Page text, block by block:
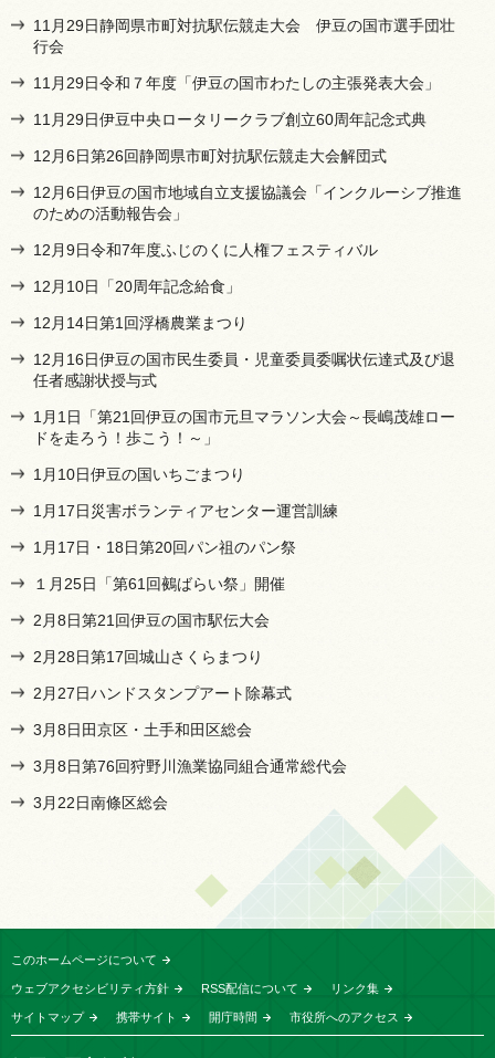
11月29日静岡県市町対抗駅伝競走大会 伊豆の国市選手団壮
行会
11月29日令和７年度「伊豆の国市わたしの主張発表大会」
11月29日伊豆中央ロータリークラブ創立60周年記念式典
12月6日第26回静岡県市町対抗駅伝競走大会解団式
12月6日伊豆の国市地域自立支援協議会「インクルーシブ推進
のための活動報告会」
12月9日令和7年度ふじのくに人権フェスティバル
12月10日「20周年記念給食」
12月14日第1回浮橋農業まつり
12月16日伊豆の国市民生委員・児童委員委嘱状伝達式及び退
任者感謝状授与式
1月1日「第21回伊豆の国市元旦マラソン大会～長嶋茂雄ロー
ドを走ろう！歩こう！～」
1月10日伊豆の国いちごまつり
1月17日災害ボランティアセンター運営訓練
1月17日・18日第20回パン祖のパン祭
１月25日「第61回鵺ばらい祭」開催
2月8日第21回伊豆の国市駅伝大会
2月28日第17回城山さくらまつり
2月27日ハンドスタンプアート除幕式
3月8日田京区・土手和田区総会
3月8日第76回狩野川漁業協同組合通常総代会
3月22日南條区総会
このホームページについて
ウェブアクセシビリティ方針 RSS配信について リンク集
サイトマップ 携帯サイト 開庁時間 市役所へのアクセス